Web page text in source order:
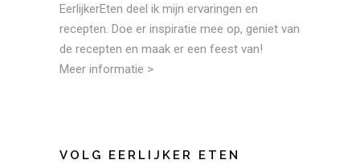
EerlijkerEten deel ik mijn ervaringen en
recepten. Doe er inspiratie mee op, geniet van
de recepten en maak er een feest van!
Meer informatie >
VOLG EERLIJKER ETEN